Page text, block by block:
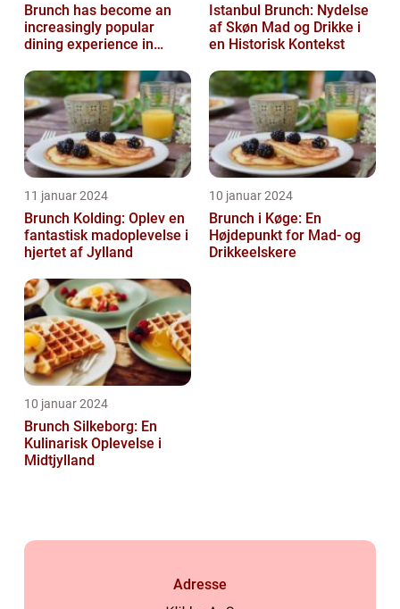
Brunch has become an
increasingly popular
dining experience in
locals and tou...
Istanbul Brunch: Nydelse
af Skøn Mad og Drikke i
en Historisk Kontekst
11 januar 2024
Brunch Kolding: Oplev en
fantastisk madoplevelse i
hjertet af Jylland
10 januar 2024
Brunch i Køge: En
Højdepunkt for Mad- og
Drikkeelskere
10 januar 2024
Brunch Silkeborg: En
Kulinarisk Oplevelse i
Midtjylland
Adresse